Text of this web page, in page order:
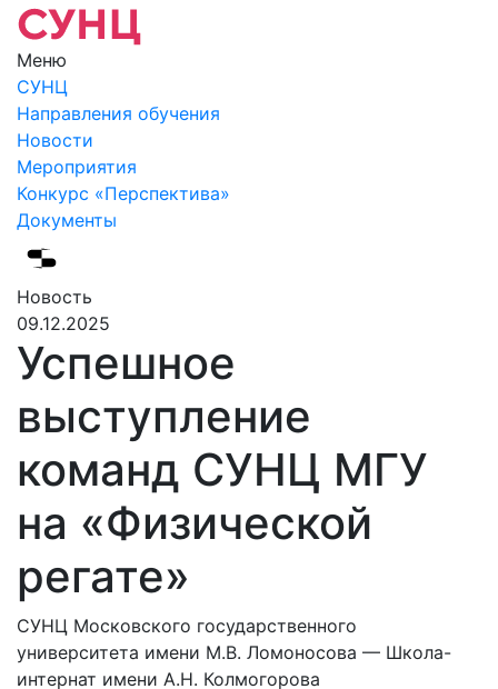
Меню
СУНЦ
Направления обучения
Новости
Мероприятия
Конкурс «Перспектива»
Документы
Новость
09.12.2025
Успешное
выступление
команд СУНЦ МГУ
на «Физической
регате»
СУНЦ Московского государственного
университета имени М.В. Ломоносова — Школа-
интернат имени А.Н. Колмогорова